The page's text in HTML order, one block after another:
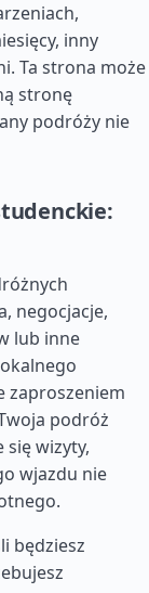
inny
Ta strona może
stronę
podróży nie
negocjacje,
lub inne
zaproszeniem
podróż
wizyty,
wjazdu nie
będziesz